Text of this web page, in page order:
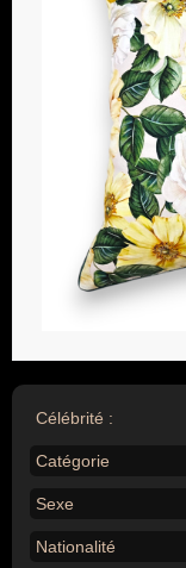
Célébrité :
Catégorie
Sexe
Nationalité